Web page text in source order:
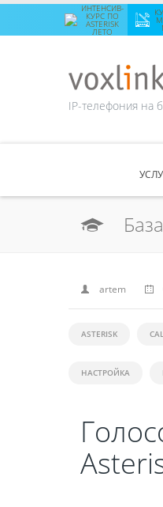
ИНТЕНСИВ-
КУРС ПО
ASTERISK
ЛЕТО курс
лето
по 28
IP-телефония на
artem
ASTERISK
НАСТРОЙКА